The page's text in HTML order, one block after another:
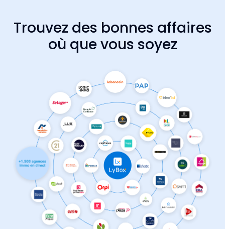
Trouvez des bonnes affaires
où que vous soyez